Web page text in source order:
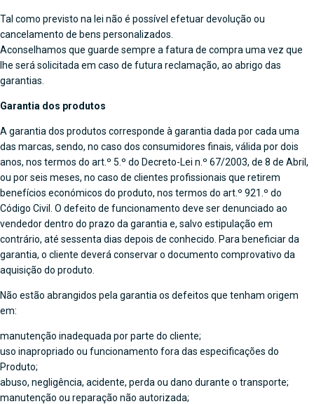
Tal como previsto na lei não é possível efetuar devolução ou
cancelamento de bens personalizados.
Aconselhamos que guarde sempre a fatura de compra uma vez que
lhe será solicitada em caso de futura reclamação, ao abrigo das
garantias.
Garantia dos produtos
A garantia dos produtos corresponde à garantia dada por cada uma
das marcas, sendo, no caso dos consumidores finais, válida por dois
anos, nos termos do art.º 5.º do Decreto-Lei n.º 67/2003, de 8 de Abril,
ou por seis meses, no caso de clientes profissionais que retirem
benefícios económicos do produto, nos termos do art.º 921.º do
Código Civil. O defeito de funcionamento deve ser denunciado ao
vendedor dentro do prazo da garantia e, salvo estipulação em
contrário, até sessenta dias depois de conhecido. Para beneficiar da
garantia, o cliente deverá conservar o documento comprovativo da
aquisição do produto.
Não estão abrangidos pela garantia os defeitos que tenham origem
em:
manutenção inadequada por parte do cliente;
uso inapropriado ou funcionamento fora das especificações do
Produto;
abuso, negligência, acidente, perda ou dano durante o transporte;
manutenção ou reparação não autorizada;